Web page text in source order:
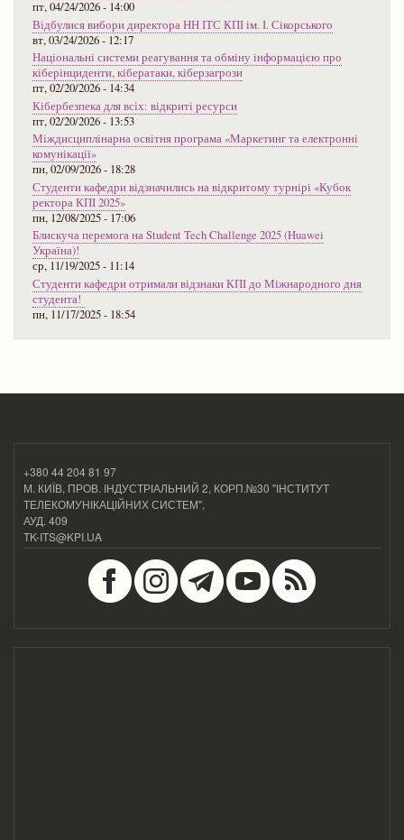
пт, 04/24/2026 - 14:00
Відбулися вибори директора НН ІТС КПІ ім. І. Сікорського
вт, 03/24/2026 - 12:17
Національні системи реагування та обміну інформацією про
кіберінциденти, кібератаки, кіберзагрози
пт, 02/20/2026 - 14:34
Кібербезпека для всіх: відкриті ресурси
пт, 02/20/2026 - 13:53
Міждисциплінарна освітня програма «Маркетинг та електронні
комунікації»
пн, 02/09/2026 - 18:28
Студенти кафедри відзначились на відкритому турнірі «Кубок
ректора КПІ 2025»
пн, 12/08/2025 - 17:06
Блискуча перемога на Student Tech Challenge 2025 (Huawei
Україна)!
ср, 11/19/2025 - 11:14
Студенти кафедри отримали відзнаки КПІ до Міжнародного дня
студента!
пн, 11/17/2025 - 18:54
+380 44 204 81 97
М. КИЇВ, ПРОВ. ІНДУСТРІАЛЬНИЙ 2, КОРП.№30 "ІНСТИТУТ
ТЕЛЕКОМУНІКАЦІЙНИХ СИСТЕМ",
АУД. 409
TK-ITS@KPI.UA